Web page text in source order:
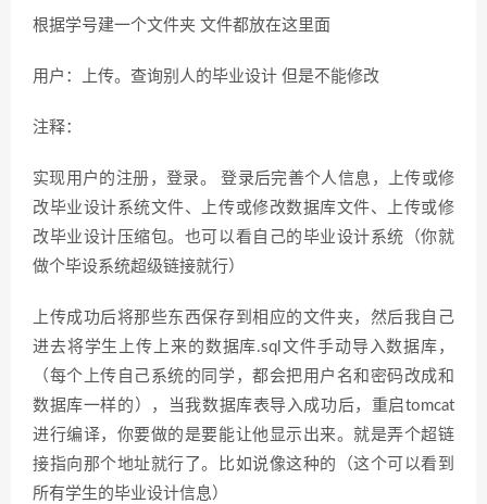
根据学号建一个文件夹 文件都放在这里面
用户：上传。查询别人的毕业设计 但是不能修改
注释：
实现用户的注册，登录。 登录后完善个人信息，上传或修
改毕业设计系统文件、上传或修改数据库文件、上传或修
改毕业设计压缩包。也可以看自己的毕业设计系统（你就
做个毕设系统超级链接就行）
上传成功后将那些东西保存到相应的文件夹，然后我自己
进去将学生上传上来的数据库.sql文件手动导入数据库，
（每个上传自己系统的同学，都会把用户名和密码改成和
数据库一样的），当我数据库表导入成功后，重启tomcat
进行编译，你要做的是要能让他显示出来。就是弄个超链
接指向那个地址就行了。比如说像这种的（这个可以看到
所有学生的毕业设计信息）